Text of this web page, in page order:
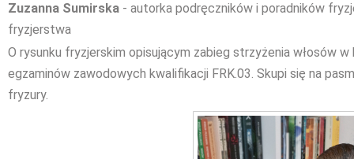
Zuzanna Sumirska - autorka podręczników i poradników
fryzjerstwa
O rysunku fryzjerskim opisującym zabieg strzyżenia włosów
egzaminów zawodowych kwalifikacji FRK.03. Skupi się na
fryzury.